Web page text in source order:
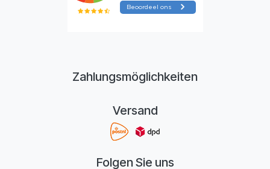
Zahlungsmöglichkeiten
Versand
Folgen Sie uns